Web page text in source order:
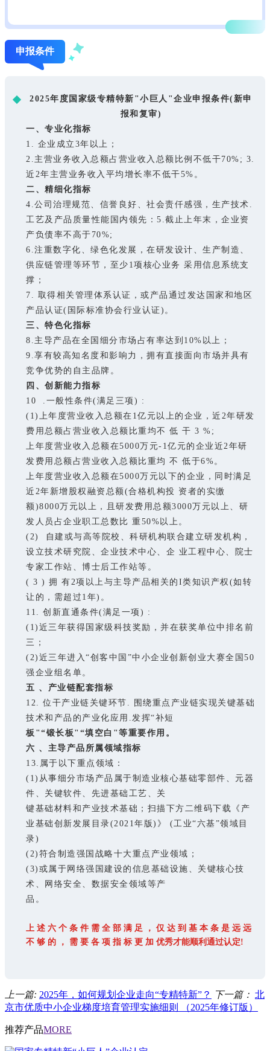
申报条件
2025年度国家级专精特新"小巨人"企业申报条件(新申
报和复审)
一、专业化指标
1. 企业成立3年以上；
2.主营业务收入总额占营业收入总额比例不低干70%; 3.
近2年主营业务收入平均增长率不低干5%。
二、精细化指标
4.公司治理规范、信誉良好、社会责仟感强，生产技术.
工艺及产品质量性能国内领先：5.截止上年末，企业资
产负债率不高于70%;
6.注重数字化、绿色化发展，在研发设计、生产制造、
供应链管理等环节，至少1项核心业务 采用信息系统支
撑；
7. 取得相关管理体系认证，或产品通过发达国家和地区
产品认证(国际标准协会行业认证)。
三、特色化指标
8.主导产品在全国细分市场占有率达到10%以上；
9.享有较高知名度和影响力，拥有直接面向市场并具有
竞争优势的自主品牌。
四、创新能力指标
10 .一般性条件(满足三项) :
(1)上年度营业收入总额在1亿元以上的企业，近2年研发
费用总额占营业收入总额比重均不 低 干 3 %;
上年度营业收入总额在5000万元-1亿元的企业近2年研
发费用总额占营业收入总额比重均 不 低于6%。
上年度营业收入总额在5000万元以下的企业，同时满足
近2年新增股权融资总额(合格机构投 资者的实缴
额)8000万元以上，且研发费用总额3000万元以上、研
发人员占企业职工总数比 重50%以上。
(2) 自建或与高等院校、科研机构联合建立研发机构，
设立技术研究院、企业技术中心、企 业工程中心、院士
专家工作站、博士后工作站等。
( 3 ) 拥 有2项以上与主导产品相关的I类知识产权(如转
让的，需超过1年)。
11. 创新直通条件(满足一项) :
(1)近三年获得国家级科技奖励，并在获奖单位中排名前
三；
(2)近三年进入“创客中国”中小企业创新创业大赛全国50
强企业组名单。
五 、产业链配套指标
12. 位干产业链关键环节. 围绕重点产业链实现关键基础
技术和产品的产业化应用.发挥“补短
板"“锻长板"“填空白"等重要作用。
六 、主导产品所属领域指标
13.属于以下重点领域：
(1)从事细分市场产品属于制造业核心基础零部件、元器
件、关键软件、先进基础工艺、关
键基础材料和产业技术基础；扫描下方二维码下载《产
业基础创新发展目录(2021年版)》 (工业“六基”领域目
录)
(2)符合制造强国战略十大重点产业领域；
(3)或属于网络强国建设的信息基础设施、关键核心技
术、网络安全、数据安全领域等产
品。
上 述 六 个 条 件 需 全 部 满 足 ， 仅 达 到 基 本 条 是 远 远
不 够 的 ， 需 要 各 项 指 标 更 加 优秀才能顺利通过认定!
上一篇: 2025年，如何规划企业走向“专精特新”？ 下一篇： 北
京市优质中小企业梯度培育管理实施细则 （2025年修订版）
推荐产品MORE